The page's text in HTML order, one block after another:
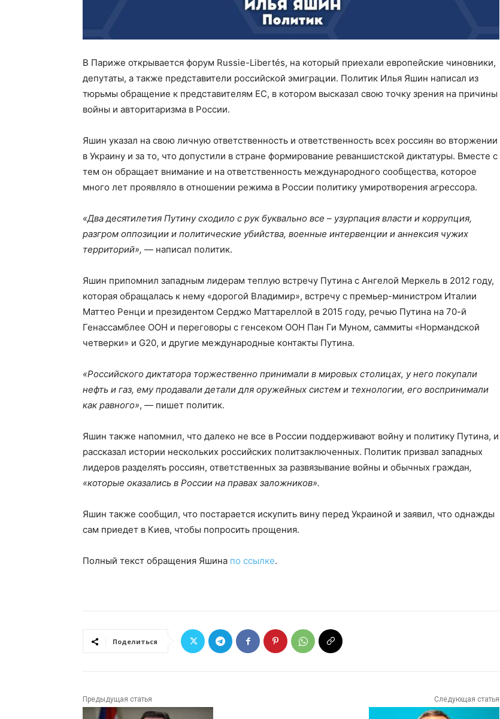
В Париже открывается форум Russie-Libertés, на который приехали европейские чиновники,
депутаты, а также представители российской эмиграции. Политик Илья Яшин написал из
тюрьмы обращение к представителям ЕС, в котором высказал свою точку зрения на причины
войны и авторитаризма в России.
Яшин указал на свою личную ответственность и ответственность всех россиян во вторжении
в Украину и за то, что допустили в стране формирование реваншистской диктатуры. Вместе с
тем он обращает внимание и на ответственность международного сообщества, которое
много лет проявляло в отношении режима в России политику умиротворения агрессора.
«Два десятилетия Путину сходило с рук буквально все – узурпация власти и коррупция,
разгром оппозиции и политические убийства, военные интервенции и аннексия чужих
территорий», — написал политик.
Яшин припомнил западным лидерам теплую встречу Путина с Ангелой Меркель в 2012 году,
которая обращалась к нему «дорогой Владимир», встречу с премьер-министром Италии
Маттео Ренци и президентом Серджо Маттареллой в 2015 году, речью Путина на 70-й
Генассамблее ООН и переговоры с генсеком ООН Пан Ги Муном, саммиты «Нормандской
четверки» и G20, и другие международные контакты Путина.
«Российского диктатора торжественно принимали в мировых столицах, у него покупали
нефть и газ, ему продавали детали для оружейных систем и технологии, его воспринимали
как равного», — пишет политик.
Яшин также напомнил, что далеко не все в России поддерживают войну и политику Путина, и
рассказал истории нескольких российских политзаключенных. Политик призвал западных
лидеров разделять россиян, ответственных за развязывание войны и обычных граждан,
«которые оказались в России на правах заложников».
Яшин также сообщил, что постарается искупить вину перед Украиной и заявил, что однажды
сам приедет в Киев, чтобы попросить прощения.
Полный текст обращения Яшина по ссылке.
Поделиться
Предыдущая статья Следующая статья